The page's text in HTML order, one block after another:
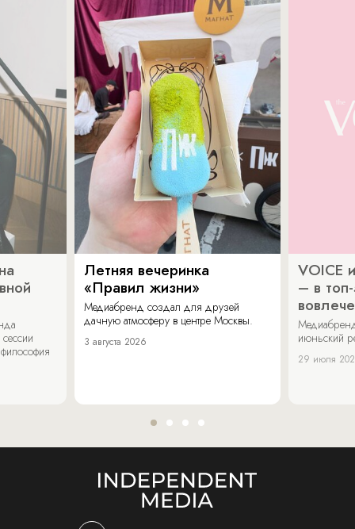
Летняя вечеринка
«Правил жизни»
Медиабренд создал для друзей
дачную атмосферу в центре Москвы.
3 августа 2026
VOICE
– в
июньский
29 июля